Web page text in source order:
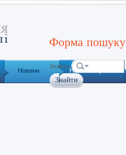
Форма пошуку
Знайти
Новини Наша історія